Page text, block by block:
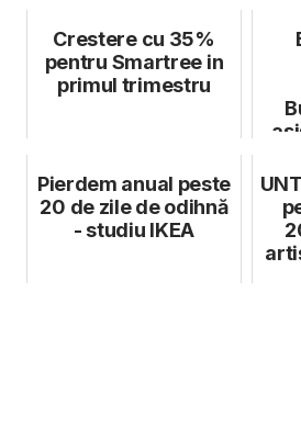
Crestere cu 35%
pentru Smartree in
primul trimestru
Pierdem anual peste
20 de zile de odihnă
- studiu IKEA